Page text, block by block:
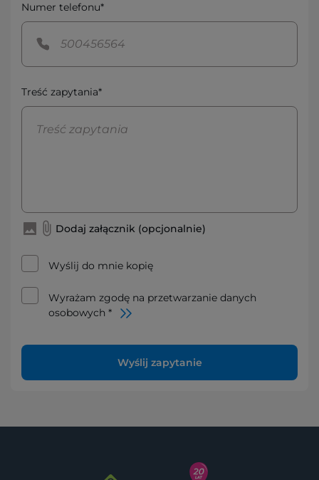
Numer telefonu*
Treść zapytania*
Dodaj załącznik (opcjonalnie)
Wyślij do mnie kopię
Wyrażam zgodę na przetwarzanie danych
osobowych *
Wyślij zapytanie